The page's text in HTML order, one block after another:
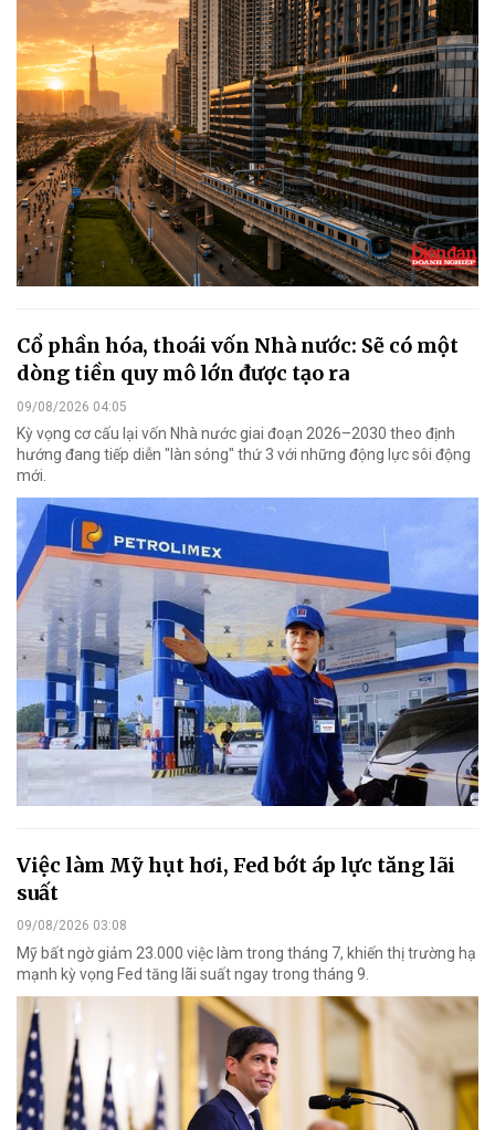
Cổ phần hóa, thoái vốn Nhà nước: Sẽ có một
dòng tiền quy mô lớn được tạo ra
09/08/2026 04:05
Kỳ vọng cơ cấu lại vốn Nhà nước giai đoạn 2026–2030 theo định
hướng đang tiếp diễn "làn sóng" thứ 3 với những động lực sôi động
mới.
Việc làm Mỹ hụt hơi, Fed bớt áp lực tăng lãi
suất
09/08/2026 03:08
Mỹ bất ngờ giảm 23.000 việc làm trong tháng 7, khiến thị trường hạ
mạnh kỳ vọng Fed tăng lãi suất ngay trong tháng 9.